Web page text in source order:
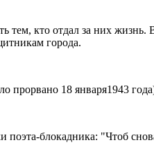
тем, кто отдал за них
города.
прорвано 18 января1943
поэта-блокадника: "Чтоб